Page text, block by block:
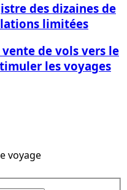
des dizaines de
limitées
de vols vers le
les voyages
voyage